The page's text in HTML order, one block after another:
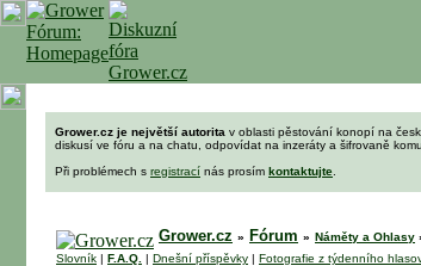
Grower.cz je největší autorita v oblasti pěstování konopí na
diskusí ve fóru a na chatu, odpovídat na inzeráty a šifrovaně
Při problémech s registrací nás prosím kontaktujte
Grower.cz » Fórum » Náměty a Ohlasy
Slovník | F.A.Q. | Dnešní příspěvky | Fotografie z týdenního